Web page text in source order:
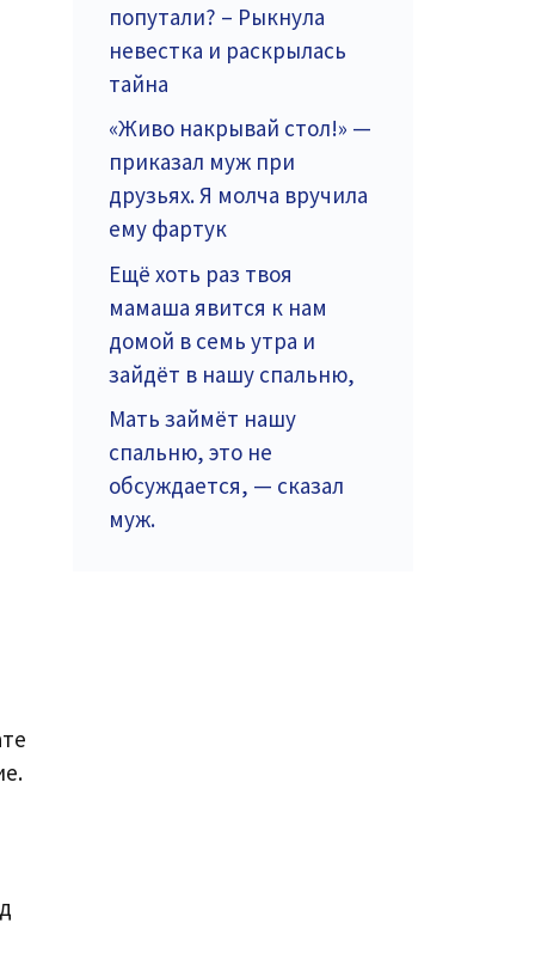
попутали? – Рыкнула
невестка и раскрылась
тайна
«Живо накрывай стол!» —
приказал муж при
друзьях. Я молча вручила
ему фартук
Ещё хоть раз твоя
мамаша явится к нам
домой в семь утра и
зайдёт в нашу спальню,
Мать займёт нашу
спальню, это не
обсуждается, — сказал
муж.